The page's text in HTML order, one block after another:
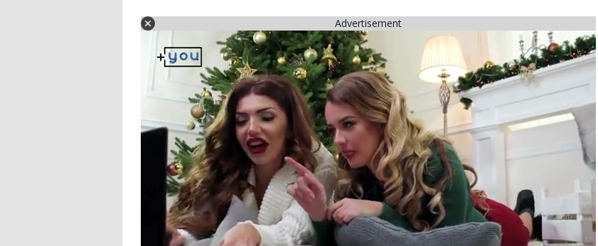
Advertisement